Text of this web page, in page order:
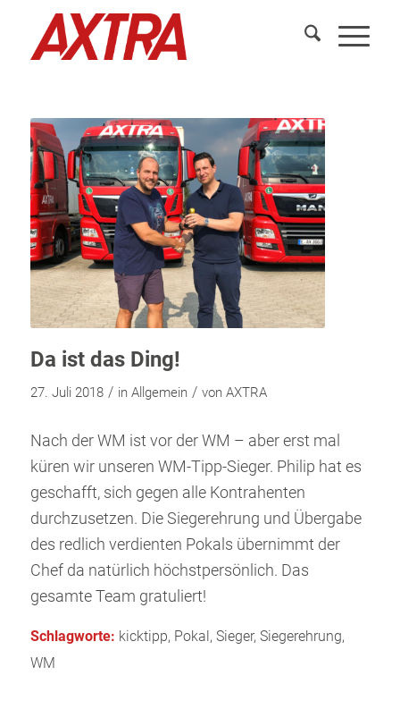
Da ist das Ding!
27. Juli 2018 / in Allgemein / von AXTRA
Nach der WM ist vor der WM – aber erst mal
küren wir unseren WM-Tipp-Sieger. Philip hat es
geschafft, sich gegen alle Kontrahenten
durchzusetzen. Die Siegerehrung und Übergabe
des redlich verdienten Pokals übernimmt der
Chef da natürlich höchstpersönlich. Das
gesamte Team gratuliert!
Schlagworte: kicktipp, Pokal, Sieger, Siegerehrung,
WM